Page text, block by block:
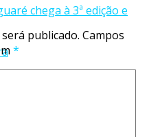
chega à 3ª
publicado. Campos
*